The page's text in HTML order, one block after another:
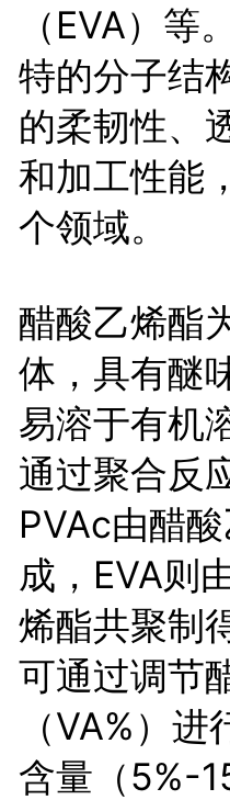
（EVA）等
特的分子结
的柔韧性、
和加工性能
个领域。
醋酸乙烯酯
体，具有醚
易溶于有机
通过聚合反
PVAc由醋
成，EVA则
烯酯共聚制
可通过调节
（VA%）
含量（5%-